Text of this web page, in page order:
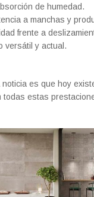
de humedad.
a manchas y
frente a
versátil y actual.
noticia es que hoy
todas estas